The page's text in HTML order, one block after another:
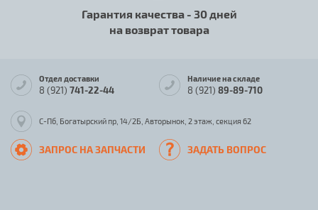
Гарантия качества - 30 дней
на возврат товара
Отдел доставки
8 (921) 741-22-44
Наличие на складе
8 (921) 89-89-710
С-Пб, Богатырский пр, 14/2Б, Авторынок, 2 этаж, секция 62
ЗАПРОС НА ЗАПЧАСТИ ЗАДАТЬ ВОПРОС